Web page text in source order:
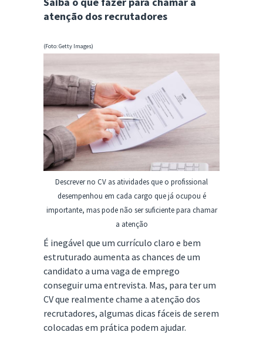
atenção dos recrutadores
(Foto: Getty Images)
Descrever no CV as atividades que o profissional
desempenhou em cada cargo que já ocupou é
importante, mas pode não ser suficiente para chamar
a atenção
É inegável que um currículo claro e bem
estruturado aumenta as chances de um
candidato a uma vaga de emprego
conseguir uma entrevista. Mas, para ter um
CV que realmente chame a atenção dos
recrutadores, algumas dicas fáceis de serem
colocadas em prática podem ajudar.